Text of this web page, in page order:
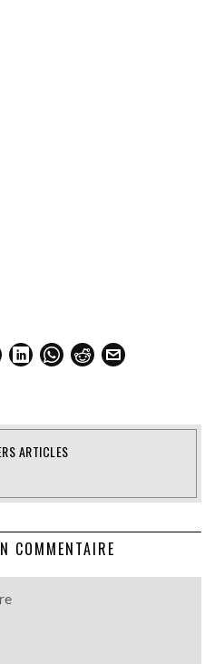
ARTICLES
COMMENTAIRE